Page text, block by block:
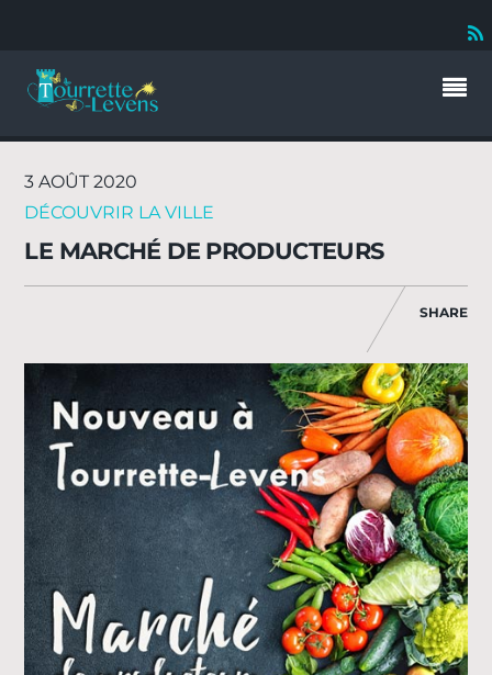
3 AOÛT 2020
DÉCOUVRIR LA VILLE
LE MARCHÉ DE PRODUCTEURS
SHARE